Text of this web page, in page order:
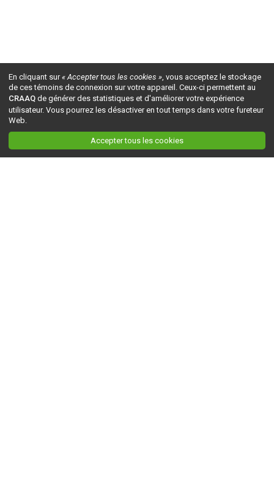
En cliquant sur« Accepter tous les cookies », vous acceptez le stockage
de ces témoins de connexion sur votre appareil. Ceux-ci permettent au
CRAAQ de générer des statistiques et d'améliorer votre expérience
utilisateur. Vous pourrez les désactiver en tout temps dans votre fureteur
Web.
Accepter tous les cookies